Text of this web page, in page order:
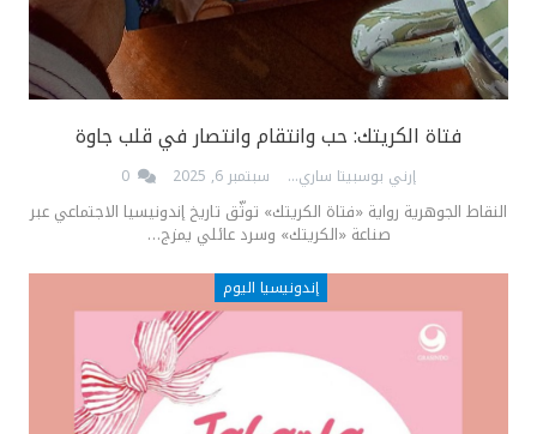
فتاة الكريتك: حب وانتقام وانتصار في قلب جاوة
إرني بوسبيتا ساري سبتمبر 6, 2025
النقاط الجوهرية رواية «فتاة الكريتك» توثّق تاريخ إندونيسيا الاجتماعي عبر
صناعة «الكريتك» وسرد عائلي يمزج…
إندونيسيا اليوم